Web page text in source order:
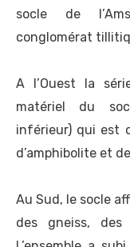
socle de
conglomérat
A l’Ouest la
matériel du
inférieur) qui est
d’amphibolite et
Au Sud, le socle
des gneiss, des